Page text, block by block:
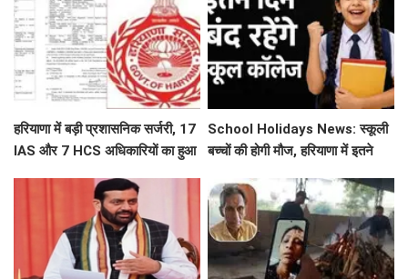
हरियाणा में बड़ी प्रशासनिक सर्जरी, 17
IAS और 7 HCS अधिकारियों का हुआ
School Holidays News: स्कूली
बच्चों की होगी मौज, हरियाणा में इतने